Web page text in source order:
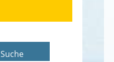
Suche